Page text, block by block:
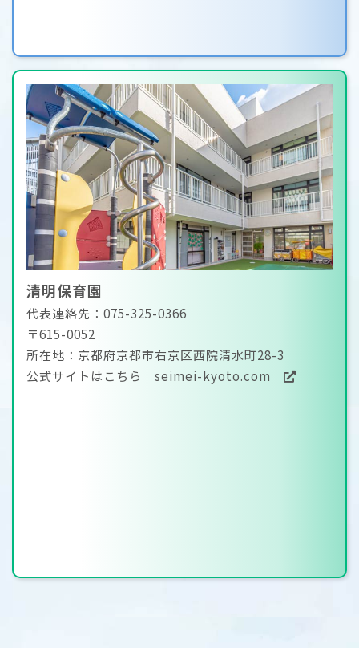
清明保育園
代表連絡先：075-325-0366
〒615-0052
所在地：京都府京都市右京区西院清水町28-3
公式サイトはこちら seimei-kyoto.com